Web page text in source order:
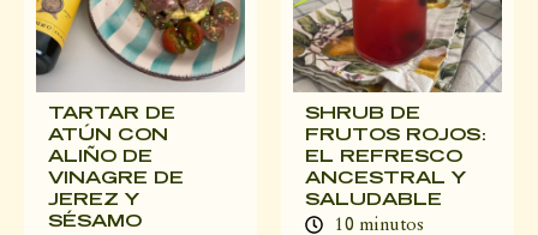
TARTAR DE
ATÚN CON
ALIÑO DE
VINAGRE DE
JEREZ Y
SÉSAMO
SHRUB DE
FRUTOS ROJOS:
EL REFRESCO
ANCESTRAL Y
SALUDABLE
10 minutos